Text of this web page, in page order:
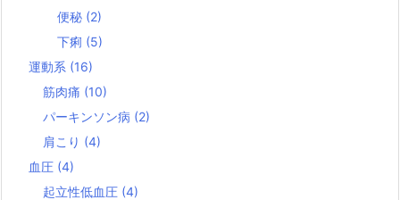
便秘 (2)
下痢 (5)
運動系 (16)
筋肉痛 (10)
パーキンソン病 (2)
肩こり (4)
血圧 (4)
起立性低血圧 (4)